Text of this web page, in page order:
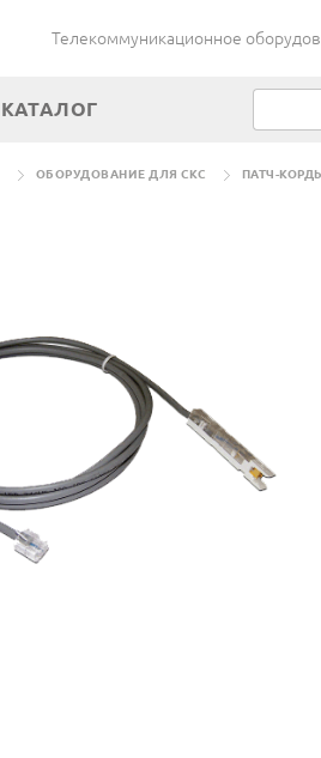
Телекоммуникационное
КАТАЛОГ
ОБОРУДОВАНИЕ ДЛЯ СКС ПАТЧ-